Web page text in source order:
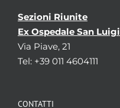
Sezioni Riunite
Ex Ospedale San Luigi
Via Piave, 21
Tel: +39 011 4604111
CONTATTI